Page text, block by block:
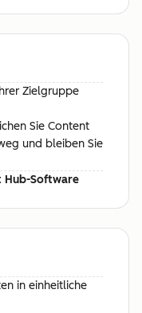
Zielgruppe
Sie Content
und bleiben Sie
Hub-Software
in einheitliche